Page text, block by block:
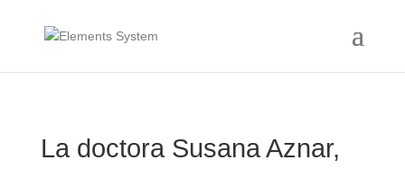
La doctora Susana Aznar,